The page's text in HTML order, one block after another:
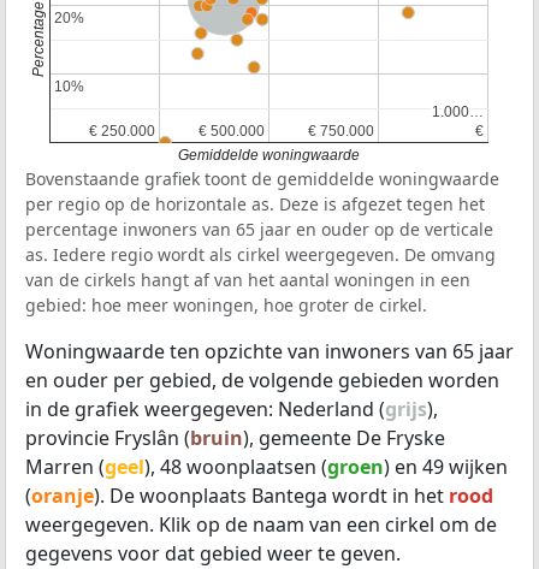
€ 250.000
€ 250.000 € 500.000
€ 500.000 € 750.000
€ 750.000 €
€
1.000…
1.000…
10%
10%
20%
20%
Gemiddelde woningwaarde
Bovenstaande grafiek toont de gemiddelde woningwaarde
per regio op de horizontale as. Deze is afgezet tegen het
percentage inwoners van 65 jaar en ouder op de verticale
as. Iedere regio wordt als cirkel weergegeven. De omvang
van de cirkels hangt af van het aantal woningen in een
gebied: hoe meer woningen, hoe groter de cirkel.
Woningwaarde ten opzichte van inwoners van 65 jaar
en ouder per gebied, de volgende gebieden worden
in de grafiek weergegeven: Nederland (grijs),
provincie Fryslân (bruin), gemeente De Fryske
Marren (geel), 48 woonplaatsen (groen) en 49 wijken
(oranje). De woonplaats Bantega wordt in het rood
weergegeven. Klik op de naam van een cirkel om de
gegevens voor dat gebied weer te geven.